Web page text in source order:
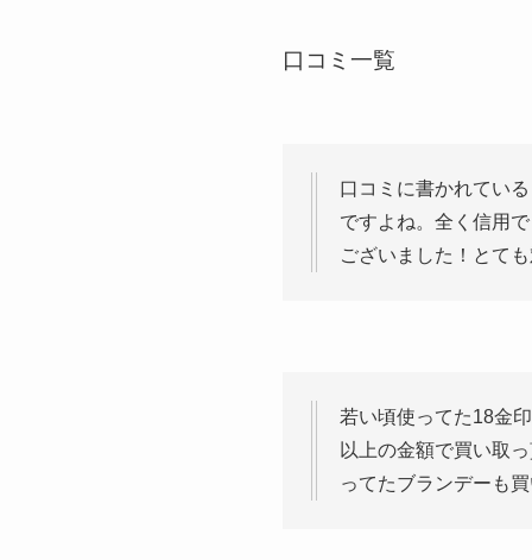
口コミ一覧
口コミに書かれてい
ですよね。全く信用
ございました！とて
若い頃使ってた18金
以上の金額で買い取
ってたブランデーも